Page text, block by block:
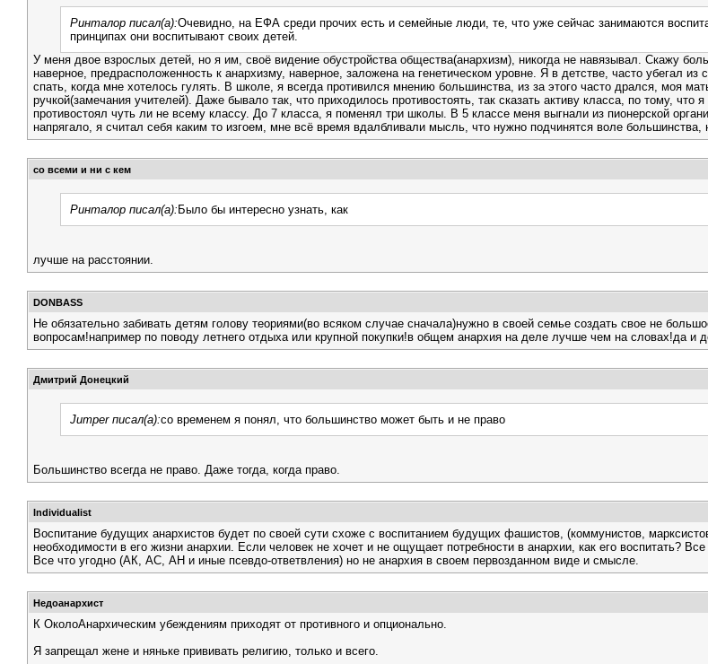
Ринталор писал(а):Очевидно, на ЕФА среди прочих есть и семейные люди, те, что уже сейчас занимаются
принципах они воспитывают своих детей.
У меня двое взрослых детей, но я им, своё видение обустройства общества(анархизм), никогда не навязывал. Скажу
наверное, предрасположенность к анархизму, наверное, заложена на генетическом уровне. Я в детстве, часто убегал
спать, когда мне хотелось гулять. В школе, я всегда противился мнению большинства, из за этого часто дрался, моя
ручкой(замечания учителей). Даже бывало так, что приходилось противостоять, так сказать активу класса, по тому,
противостоял чуть ли не всему классу. До 7 класса, я поменял три школы. В 5 классе меня выгнали из пионерской
напрягало, я считал себя каким то изгоем, мне всё время вдалбливали мысль, что нужно подчинятся воле
со всеми и ни с кем
Ринталор писал(а): Было бы интересно узнать, как
лучше на расстоянии.
DONBASS
Не обязательно забивать детям голову теориями(во всяком случае сначала)нужно в своей семье создать свое не
вопросам!например по поводу летнего отдыха или крупной покупки!в общем анархия на деле лучше чем на словах!да и
Дмитрий Донецкий
Jumper писал(а):со временем я понял, что большинство может быть и не право
Большинство всегда не право. Даже тогда, когда право.
Individualist
Воспитание будущих анархистов будет по своей сути схоже с воспитанием будущих фашистов, (коммунистов,
необходимости в его жизни анархии. Если человек не хочет и не ощущает потребности в анархии, как его воспитать?
Все что угодно (АК, АС, АН и иные псевдо-ответвления) но не анархия в своем первозданном виде и смысле.
Недоанархист
К ОколоАнархическим убеждениям приходят от противного и опционально.
Я запрещал жене и няньке прививать религию, только и всего.